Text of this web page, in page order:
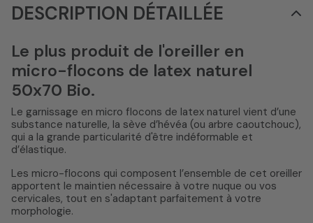
DESCRIPTION DÉTAILLÉE
Le plus produit de l'oreiller en
micro-flocons de latex naturel
50x70 Bio.
Le garnissage en micro flocons de latex naturel vient d’une
substance naturelle, la sève d’hévéa (ou arbre caoutchouc),
qui a la grande particularité d'être indéformable et
d’élastique.
Les micro-flocons qui composent l’ensemble de cet oreiller
apportent le maintien nécessaire à votre nuque ou vos
cervicales, tout en s'adaptant parfaitement à votre
morphologie.